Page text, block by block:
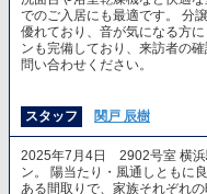
でのご入居にも最適です。 分
優れており、音が気になる方
ンも完備しており、来訪者の
問い合わせください。
スタッフ 関戸 辰樹
2025年7月4日 2902号室 横浜
ン。 陽当たり・風通しともに
ある間取りで、家族それぞれ